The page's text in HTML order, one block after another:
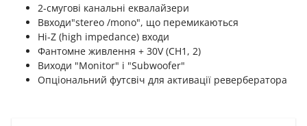
2-смугові канальні еквалайзери
Ввходи"stereo /mono", що перемикаються
Hi-Z (high impedance) входи
Фантомне живлення + 30V (CH1, 2)
Виходи "Мonitor" і "Subwoofer"
Опціональний футсвіч для активації ревербератора